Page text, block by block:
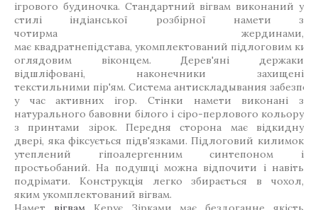
ігрового будиночка. Стандартний вігвам виконаний у
стилі індіанської розбірної намети з
чотирма жердинами,
має квадратнепідстава, укомплектований підлоговим
оглядовим віконцем. Дерев'яні держаки
відшліфовані, наконечники захищені
текстильними пір'ям. Система антискладывания
у час активних ігор. Стінки намети виконані з
натурального бавовни білого і сіро-перлового кольору
з принтами зірок. Передня сторона має відкидну
двері, яка фіксується підв'язками. Підлоговий килимок
утеплений гіпоалергенним синтепоном і
простьобаний. На подушці можна відпочити і навіть
подрімати. Конструкція легко збирається в чохол,
яким укомплектований вігвам.